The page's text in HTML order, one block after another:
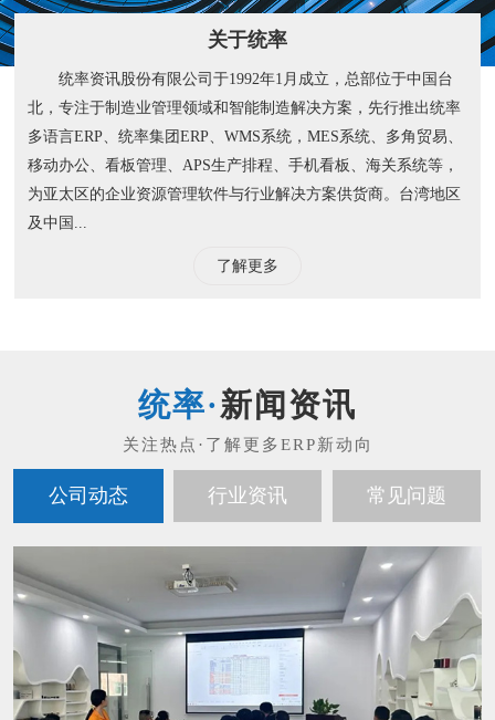
关于统率
统率资讯股份有限公司于1992年1月成立，总部位于中国台
北，专注于制造业管理领域和智能制造解决方案，先行推出统率
多语言ERP、统率集团ERP、WMS系统，MES系统、多角贸易、
移动办公、看板管理、APS生产排程、手机看板、海关系统等，
为亚太区的企业资源管理软件与行业解决方案供货商。台湾地区
及中国...
了解更多
新闻资讯
公司动态 行业资讯 常见问题